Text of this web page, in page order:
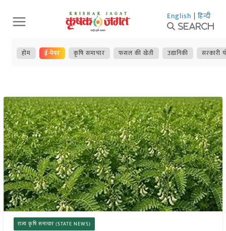
Skip
to
content
English | हिन्दी
Search
होम ई-पेपर कृषि समाचार फसल की खेती उद्यानिकी सरकारी
राज्य कृषि समाचार (STATE NEWS)